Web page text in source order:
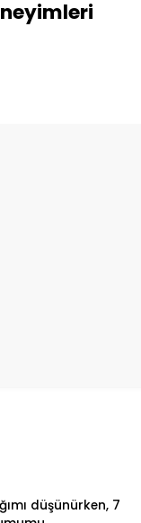
düşünürken, 7